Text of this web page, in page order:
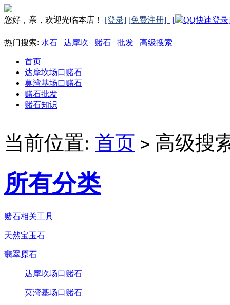
您好，亲，欢迎光临本店！ [登录] [免费注册] [ QQ快速登
热门搜索: 水石 达摩坎 赌石 批发 高级搜索
首页
达摩坎场口赌石
莫湾基场口赌石
赌石批发
赌石知识
当前位置: 首页 > 高级搜
所有分类
赌石相关工具
天然宝玉石
翡翠原石
达摩坎场口赌石
莫湾基场口赌石